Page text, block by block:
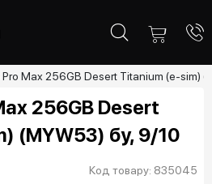
Pro Max 256GB Desert Titanium (e-sim)
256GB Desert
(MYW53) бу, 9/10
Код товару: 835045